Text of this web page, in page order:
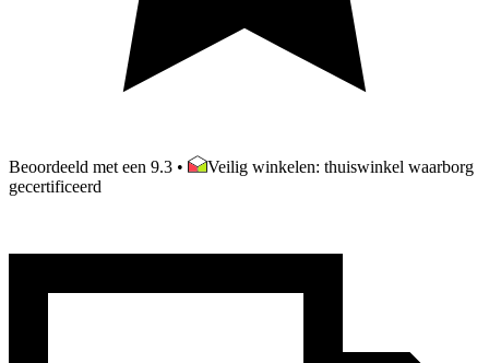
Beoordeeld met een 9.3 •
Veilig winkelen: thuiswinkel waarborg
gecertificeerd